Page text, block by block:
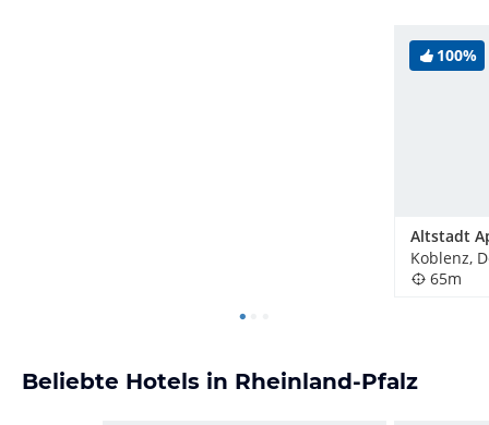
100%
Koblenz,
65m
Beliebte Hotels in Rheinland-Pfalz